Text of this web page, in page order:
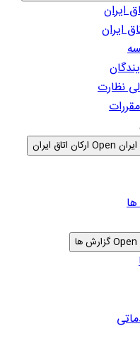
ایران
ایران
نظارت
Open ارکان اتاق ایران
Open گزارش ها